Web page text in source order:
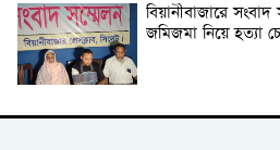
বিয়ানীবাজারে সংবাদ
জমিজমা নিয়ে হত্যা